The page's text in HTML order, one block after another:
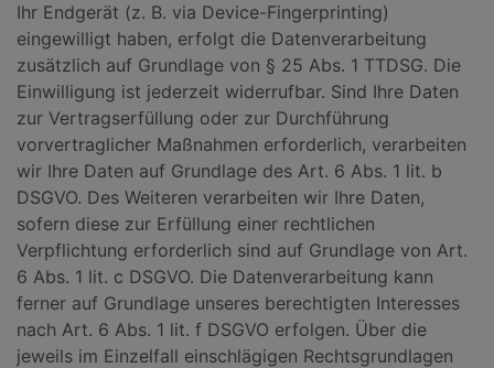
Ihr Endgerät (z. B. via Device-Fingerprinting)
eingewilligt haben, erfolgt die Datenverarbeitung
zusätzlich auf Grundlage von § 25 Abs. 1 TTDSG. Die
Einwilligung ist jederzeit widerrufbar. Sind Ihre Daten
zur Vertragserfüllung oder zur Durchführung
vorvertraglicher Maßnahmen erforderlich, verarbeiten
wir Ihre Daten auf Grundlage des Art. 6 Abs. 1 lit. b
DSGVO. Des Weiteren verarbeiten wir Ihre Daten,
sofern diese zur Erfüllung einer rechtlichen
Verpflichtung erforderlich sind auf Grundlage von Art.
6 Abs. 1 lit. c DSGVO. Die Datenverarbeitung kann
ferner auf Grundlage unseres berechtigten Interesses
nach Art. 6 Abs. 1 lit. f DSGVO erfolgen. Über die
jeweils im Einzelfall einschlägigen Rechtsgrundlagen